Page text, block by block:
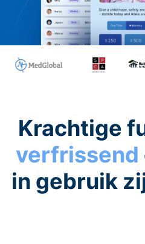
Krachtige
verfrissend
in gebruik